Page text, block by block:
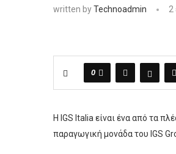
written byTechnoadmin 2
0
H IGS Italia είναι ένα από τα
παραγωγική μονάδα του IGS